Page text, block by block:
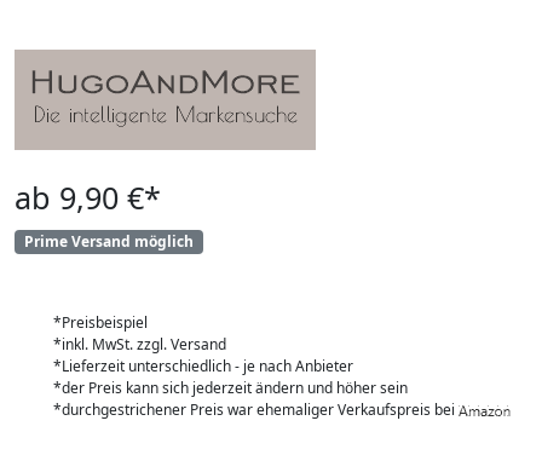
ab 9,90 €*
Prime Versand möglich
*Preisbeispiel
*inkl. MwSt. zzgl. Versand
*Lieferzeit unterschiedlich - je nach Anbieter
*der Preis kann sich jederzeit ändern und höher sein
*durchgestrichener Preis war ehemaliger Verkaufspreis bei